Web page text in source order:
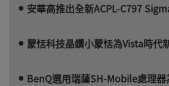
安華高推出全新ACPL-C797
蒙恬科技晶鑽小蒙恬為Vista時代
BenQ選用瑞薩SH-Mobile處理器